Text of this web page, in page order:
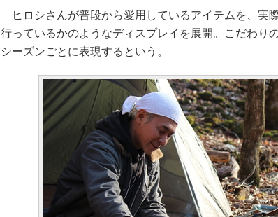
ヒロシさんが普段から愛用しているアイテムを、実
行っているかのようなディスプレイを展開。こだわり
シーズンごとに表現するという。